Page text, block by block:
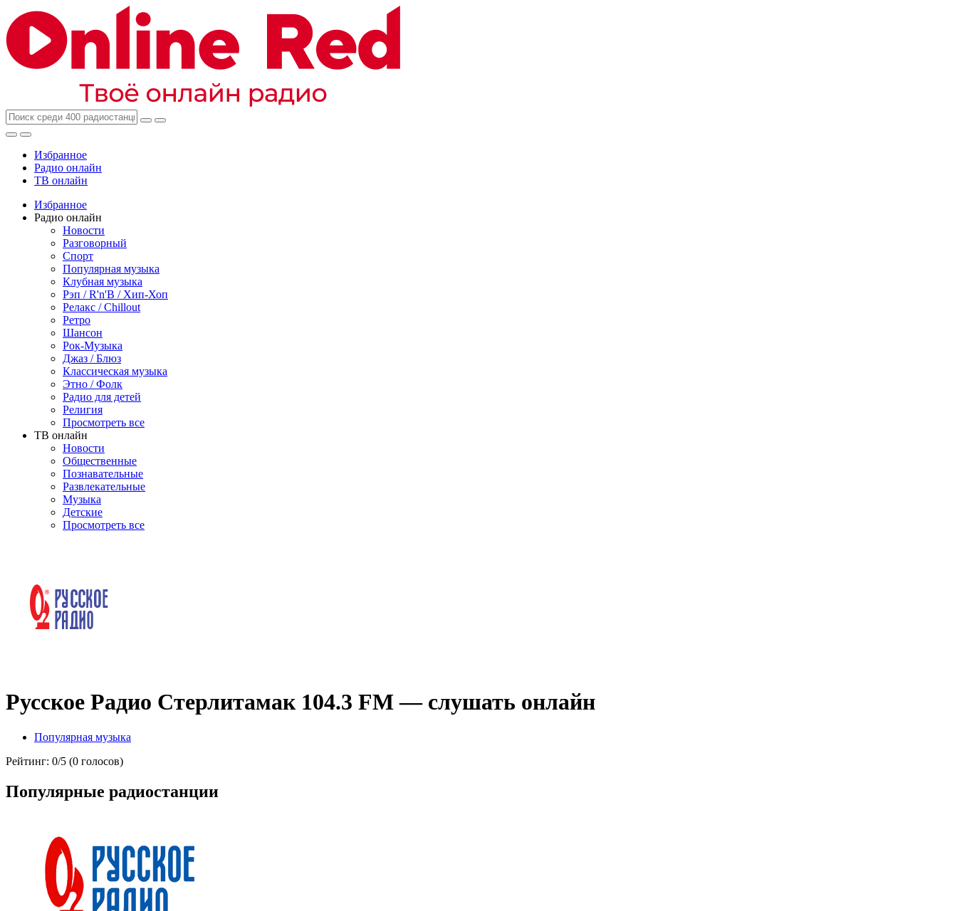
Избранное
Радио онлайн
ТВ онлайн
Избранное
Радио онлайн
Новости
Разговорный
Спорт
Популярная музыка
Клубная музыка
Рэп / R'n'B / Хип-Хоп
Релакс / Chillout
Ретро
Шансон
Рок-Музыка
Джаз / Блюз
Классическая музыка
Этно / Фолк
Радио для детей
Религия
Просмотреть все
ТВ онлайн
Новости
Общественные
Познавательные
Развлекательные
Музыка
Детские
Просмотреть все
Русское Радио Стерлитамак 104.3 FM — слушать онлайн
Популярная музыка
Рейтинг: 0/5 (0 голосов)
Популярные радиостанции